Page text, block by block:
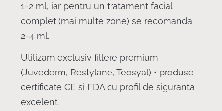
1-2 ml, iar pentru un tratament facial
complet (mai multe zone) se recomanda
2-4 ml.
Utilizam exclusiv fillere premium
(Juvederm, Restylane, Teosyal) • produse
certificate CE si FDA cu profil de siguranta
excelent.